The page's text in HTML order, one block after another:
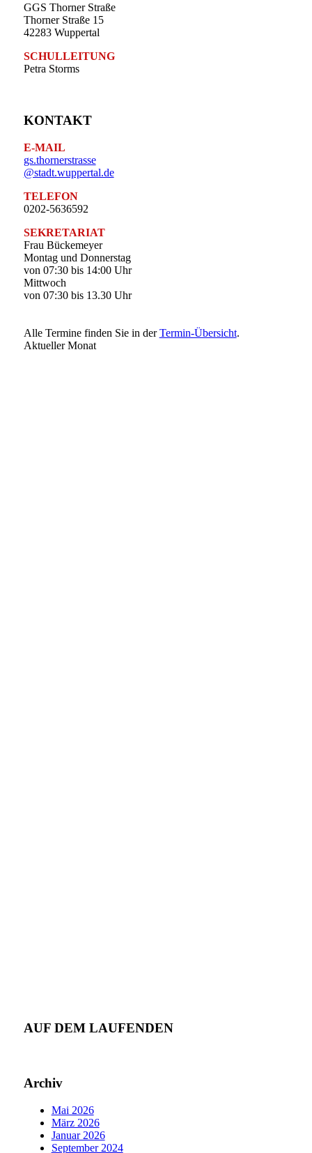
GGS Thorner Straße
Thorner Straße 15
42283 Wuppertal
SCHULLEITUNG
Petra Storms
KONTAKT
E-MAIL
gs.thornerstrasse
@stadt.wuppertal.de
TELEFON
0202-5636592
SEKRETARIAT
Frau Bückemeyer
Montag und Donnerstag
von 07:30 bis 14:00 Uhr
Mittwoch
von 07:30 bis 13.30 Uhr
Alle Termine finden Sie in derTermin-Übersicht.
Aktueller Monat
AUF DEM LAUFENDEN
Archiv
Mai 2026
März 2026
Januar 2026
September 2024